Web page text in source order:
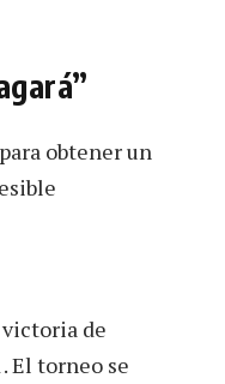
obtener un
de
El torneo se